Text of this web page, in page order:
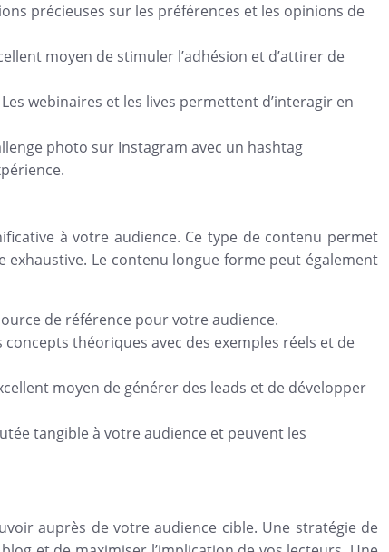
précieuses sur les préférences et les opinions de
moyen de stimuler l’adhésion et d’attirer de
webinaires et les lives permettent d’interagir en
photo sur Instagram avec un hashtag
à votre audience. Ce type de contenu permet
Le contenu longue forme peut également
de référence pour votre audience.
théoriques avec des exemples réels et de
moyen de générer des leads et de développer
tangible à votre audience et peuvent les
auprès de votre audience cible. Une stratégie de